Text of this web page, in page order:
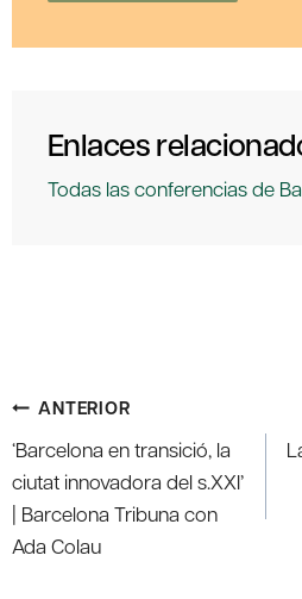
Enlaces
Todas las conferencias de
Navegación
de
entradas
ANTERIOR
‘Barcelona en transició, la
ciutat innovadora del s.XXI’
| Barcelona Tribuna con
Ada Colau